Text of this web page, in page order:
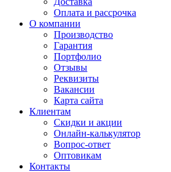
Оплата и рассрочка
О компании
Производство
Гарантия
Портфолио
Отзывы
Реквизиты
Вакансии
Карта сайта
Клиентам
Скидки и акции
Онлайн-калькулятор
Вопрос-ответ
Оптовикам
Контакты